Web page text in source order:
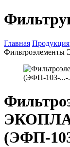
Главная Продукция
(ЭФП-